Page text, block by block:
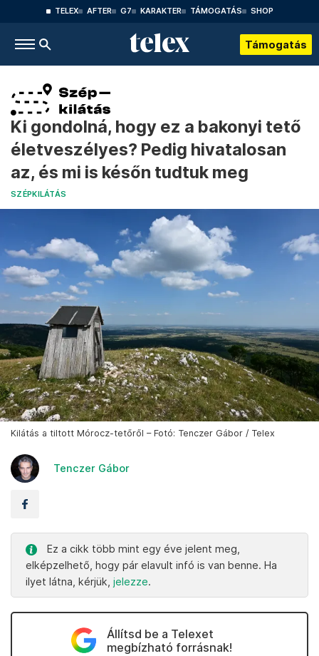
TELEX AFTER G7 KARAKTER TÁMOGATÁS SHOP
Támogatás
Ki gondolná, hogy ez a bakonyi tető
életveszélyes? Pedig hivatalosan
az, és mi is későn tudtuk meg
SZÉPKILÁTÁS
Kilátás a tiltott Mórocz-tetőről – Fotó: Tenczer Gábor / Telex
Tenczer Gábor
Ez a cikk több mint egy éve jelent meg,
elképzelhető, hogy pár elavult infó is van benne. Ha
ilyet látna, kérjük, jelezze.
Állítsd be a Telexet
megbízható forrásnak!